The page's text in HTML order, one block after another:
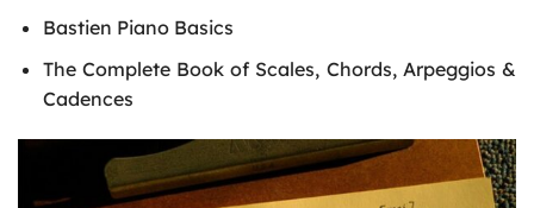
Bastien Piano Basics
The Complete Book of Scales, Chords, Arpeggios &
Cadences